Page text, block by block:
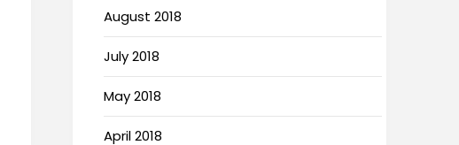
August 2018
July 2018
May 2018
April 2018